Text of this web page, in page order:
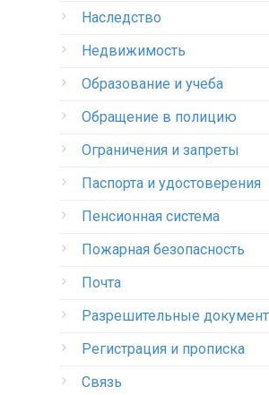
Наследство
Недвижимость
Образование и учеба
Обращение в полицию
Ограничения и запреты
Паспорта и удостоверения
Пенсионная система
Пожарная безопасность
Почта
Разрешительные
Регистрация и прописка
Связь